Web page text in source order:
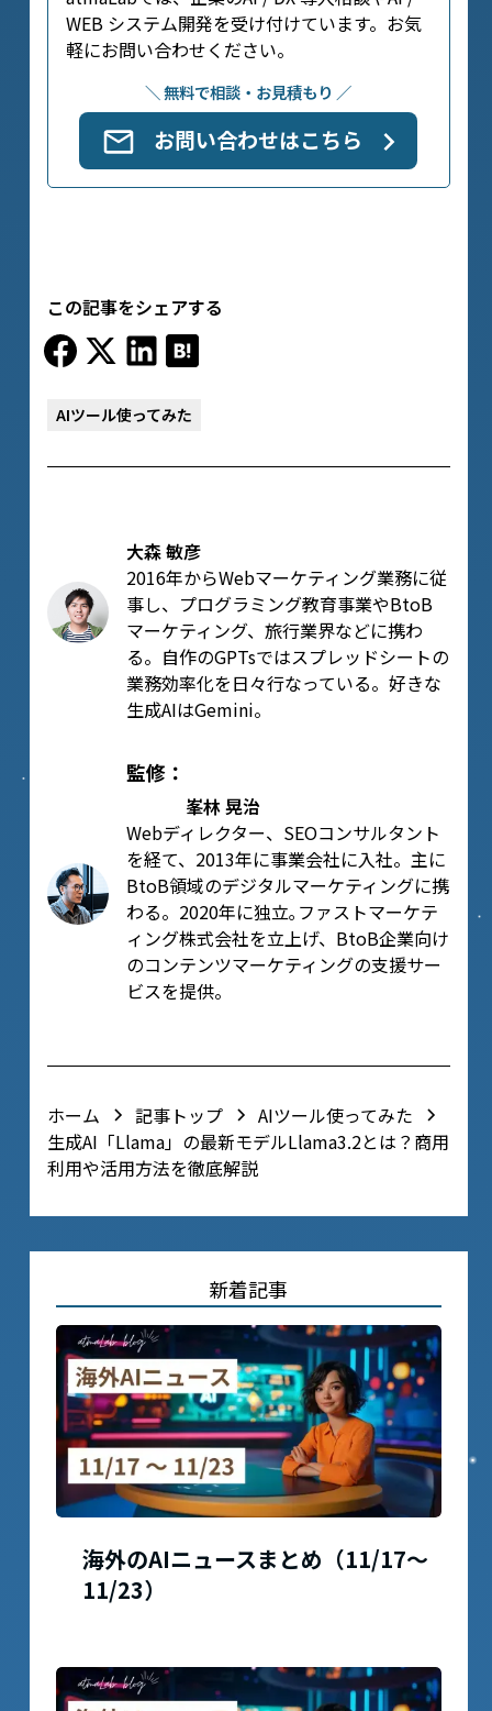
WEB システム開発を受け付けています。お気
軽にお問い合わせください。
＼ 無料で相談・お見積もり ／
お問い合わせはこちら
この記事をシェアする
AIツール使ってみた
大森 敏彦
2016年からWebマーケティング業務に従
事し、プログラミング教育事業やBtoB
マーケティング、旅行業界などに携わ
る。自作のGPTsではスプレッドシートの
業務効率化を日々行なっている。好きな
生成AIはGemini。
監修：
峯林 晃治
Webディレクター、SEOコンサルタント
を経て、2013年に事業会社に入社。主に
BtoB領域のデジタルマーケティングに携
わる。2020年に独立｡ファストマーケテ
ィング株式会社を立上げ、BtoB企業向け
のコンテンツマーケティングの支援サー
ビスを提供。
ホーム 記事トップ
AIツール使ってみた
生成AI「Llama」の最新モデルLlama3.2とは？商用
利用や活用方法を徹底解説
新着記事
海外のAIニュースまとめ（11/17〜
11/23）